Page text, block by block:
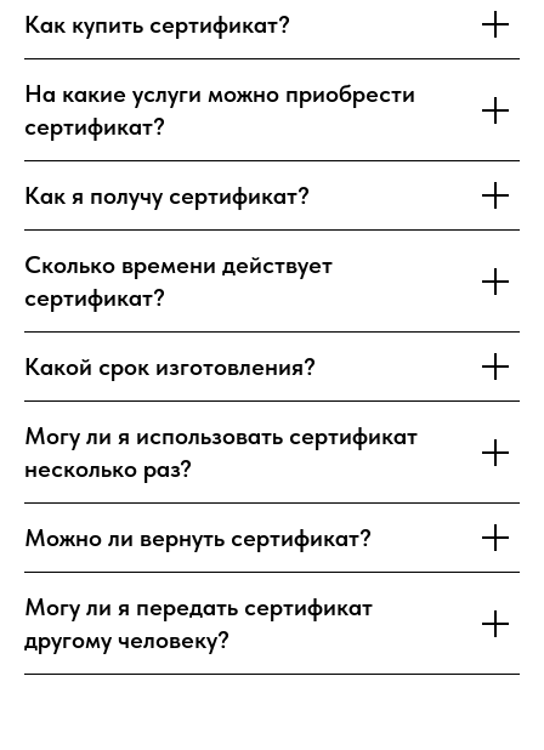
Как купить сертификат?
На какие услуги можно приобрести
сертификат?
Как я получу сертификат?
Сколько времени действует
сертификат?
Какой срок изготовления?
Могу ли я использовать сертификат
несколько раз?
Можно ли вернуть сертификат?
Могу ли я передать сертификат
другому человеку?